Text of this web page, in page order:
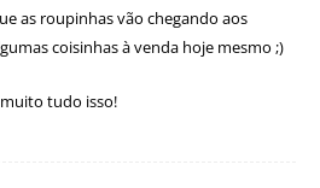
as roupinhas vão chegando aos
coisinhas à venda hoje mesmo ;)
tudo isso!